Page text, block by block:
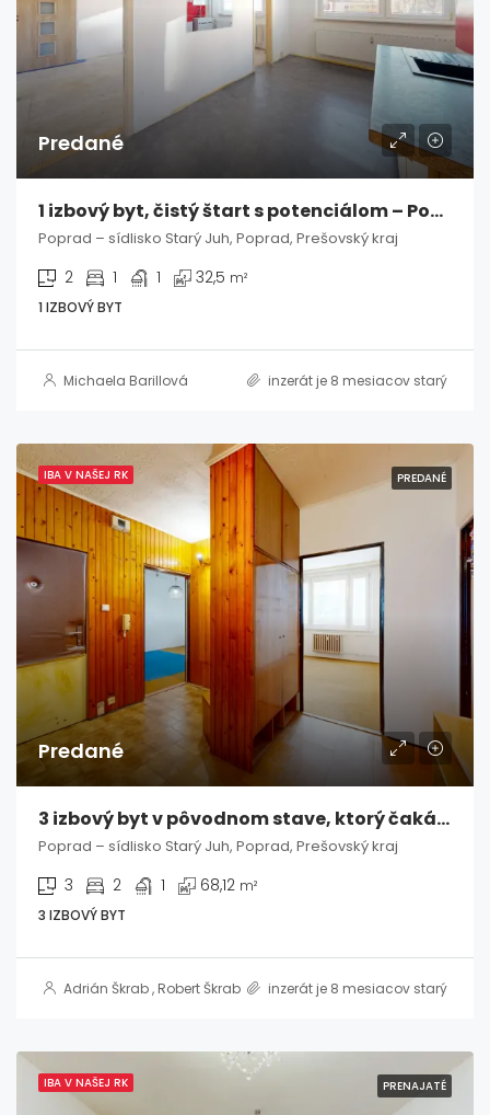
Predané
1 izbový byt, čistý štart s potenciálom – Poprad / Starý Juh
Poprad – sídlisko Starý Juh, Poprad, Prešovský kraj
2 1 1 32,5 m²
1 IZBOVÝ BYT
Michaela Barillová inzerát je 8 mesiacov starý
IBA V NAŠEJ RK PREDANÉ
Predané
3 izbový byt v pôvodnom stave, ktorý čaká na vašu víziu – Poprad / Starý Juh
Poprad – sídlisko Starý Juh, Poprad, Prešovský kraj
3 2 1 68,12 m²
3 IZBOVÝ BYT
Adrián Škrab, Robert Škrab inzerát je 8 mesiacov starý
IBA V NAŠEJ RK PRENAJATÉ